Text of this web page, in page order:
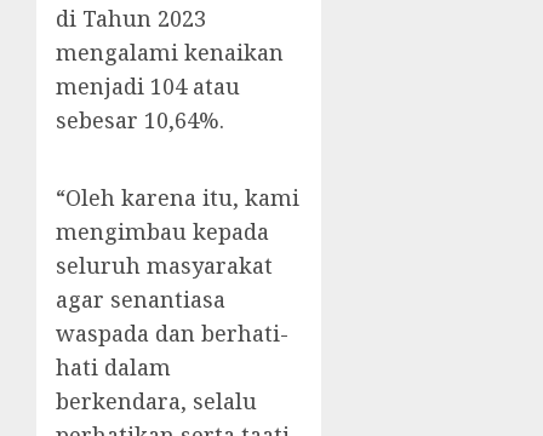
di Tahun 2023
mengalami kenaikan
menjadi 104 atau
sebesar 10,64%.
“Oleh karena itu, kami
mengimbau kepada
seluruh masyarakat
agar senantiasa
waspada dan berhati-
hati dalam
berkendara, selalu